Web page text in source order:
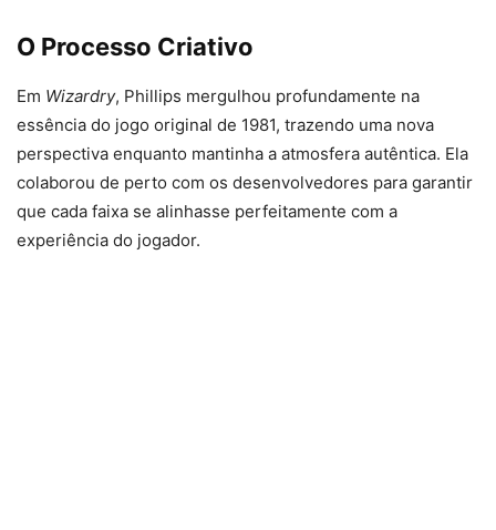
O Processo Criativo
Em Wizardry, Phillips mergulhou profundamente na
essência do jogo original de 1981, trazendo uma nova
perspectiva enquanto mantinha a atmosfera autêntica. Ela
colaborou de perto com os desenvolvedores para garantir
que cada faixa se alinhasse perfeitamente com a
experiência do jogador.